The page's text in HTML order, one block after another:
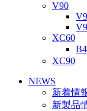
V90
XC60
XC90
NEWS
新着情
新製品